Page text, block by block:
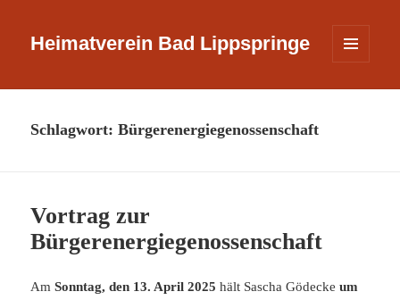
Heimatverein Bad Lippspringe
WIDGETS
Schlagwort:Bürgerenergiegenossenschaft
Vortrag zur
Bürgerenergiegenossenschaft
Am Sonntag, den 13. April 2025 hält Sascha Gödeckeum